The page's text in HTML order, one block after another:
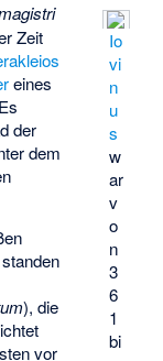
Io
vi
n
u
s
w
ar
v
o
n
3
6
1
bi
Zeit
eines
der
dem
), die
vor